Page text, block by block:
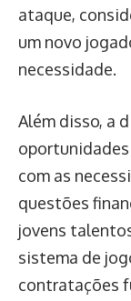
ataque,
um novo
necessidade.
Além disso, a
com as
questões
jovens
sistema de
contratações